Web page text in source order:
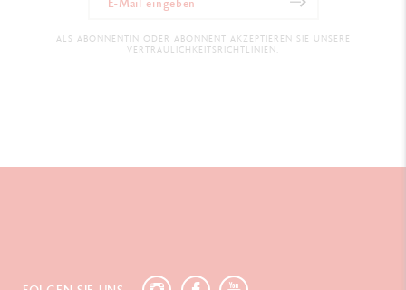
ALS ABONNENTIN ODER ABONNENT AKZEPTIEREN SIE UNSERE
VERTRAULICHKEITSRICHTLINIEN.